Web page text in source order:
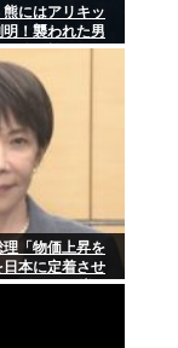
売
なく…」最新姿に
幕
しが増加
プションに製氷
熊にはアリキッ
！襲われた男
追っ払った」
理「物価上昇を
日本に定着させ
月給3.51%増へ